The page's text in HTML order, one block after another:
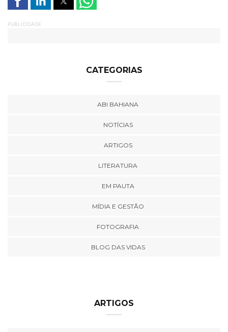
PUBLICIDADE
CATEGORIAS
ABI BAHIANA
NOTÍCIAS
ARTIGOS
LITERATURA
EM PAUTA
MÍDIA E GESTÃO
FOTOGRAFIA
BLOG DAS VIDAS
ARTIGOS